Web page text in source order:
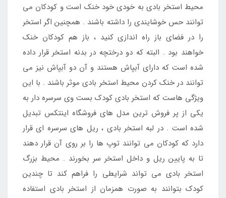
محیط استخر بادی به خودی خود خنک است و کودکان می
توانند حس خوشایندی را داشته باشند . همچنین اگر استخر
را در فضای باز راه اندازی کنید ، باز هم کودکان خنک
خواهند بود . البته که دو درختچه در بدنه استخر قرار داده
شده است که دارای آبپاش هستند و آن دو آبپاش نیز می
توانند در خنک کردن محیط استخر بادی موثر باشند . با این
ویژگی هاست که استخر بادی کودک بست وی سرسره دار به
یکی از پر فروش ترین مدل های فروشگاه اینتکس تبدیل
شده است . در لبه استخر بادی ، ریل های سرسره ای قرار
دارد که کودکان می توانند توپ ها را بر روی آن قرار دهند
تا به پایین ریل و داخل استخر سر بخورند . محیط بزرگ
استخر بادی می تواند شرایطی را فراهم کند تا چندین
کودک بتوانند به صورت همزمان از استخر بادی استفاده